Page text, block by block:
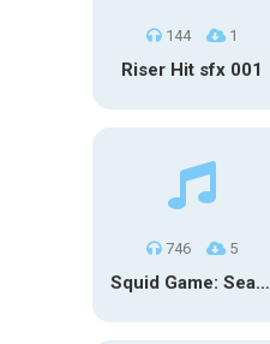
144 1
Riser Hit sfx 001
746 5
Squid Game: Season 3 | Final Games